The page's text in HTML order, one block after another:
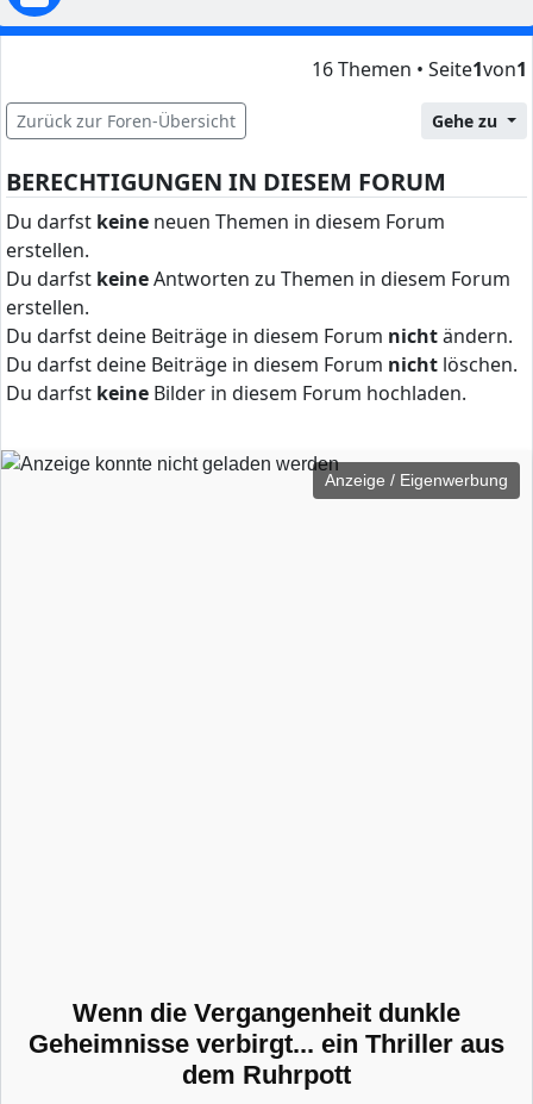
16 Themen • Seite1von1
Zurück zur Foren-Übersicht Gehe zu
BERECHTIGUNGEN IN DIESEM FORUM
Du darfst keine neuen Themen in diesem Forum
erstellen.
Du darfst keineAntworten zu Themen in diesem Forum
erstellen.
Du darfst deine Beiträge in diesem Forum nichtändern.
Du darfst deine Beiträge in diesem Forum nicht löschen.
Du darfst keine Bilder in diesem Forum hochladen.
Anzeige / Eigenwerbung
Wenn die Vergangenheit dunkle
Geheimnisse verbirgt... ein Thriller aus
dem Ruhrpott